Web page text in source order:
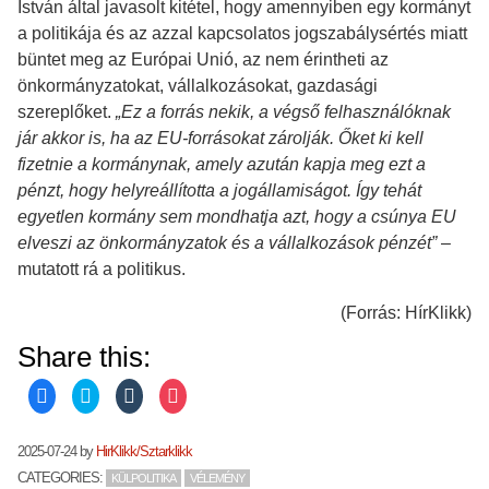
István által javasolt kitétel, hogy amennyiben egy kormányt
a politikája és az azzal kapcsolatos jogszabálysértés miatt
büntet meg az Európai Unió, az nem érintheti az
önkormányzatokat, vállalkozásokat, gazdasági
szereplőket. „Ez a forrás nekik, a végső felhasználóknak
jár akkor is, ha az EU-forrásokat zárolják. Őket ki kell
fizetnie a kormánynak, amely azután kapja meg ezt a
pénzt, hogy helyreállította a jogállamiságot. Így tehát
egyetlen kormány sem mondhatja azt, hogy a csúnya EU
elveszi az önkormányzatok és a vállalkozások pénzét”–
mutatott rá a politikus.
(Forrás: HírKlikk)
Share this:
C
l
k
t
o
s
C
l
k
t
o
s
C
l
k
t
o
s
C
l
k
t
o
s
2025-07-24by HirKlikk/Sztarklikk
CATEGORIES:
KÜLPOLITIKA VÉLEMÉNY